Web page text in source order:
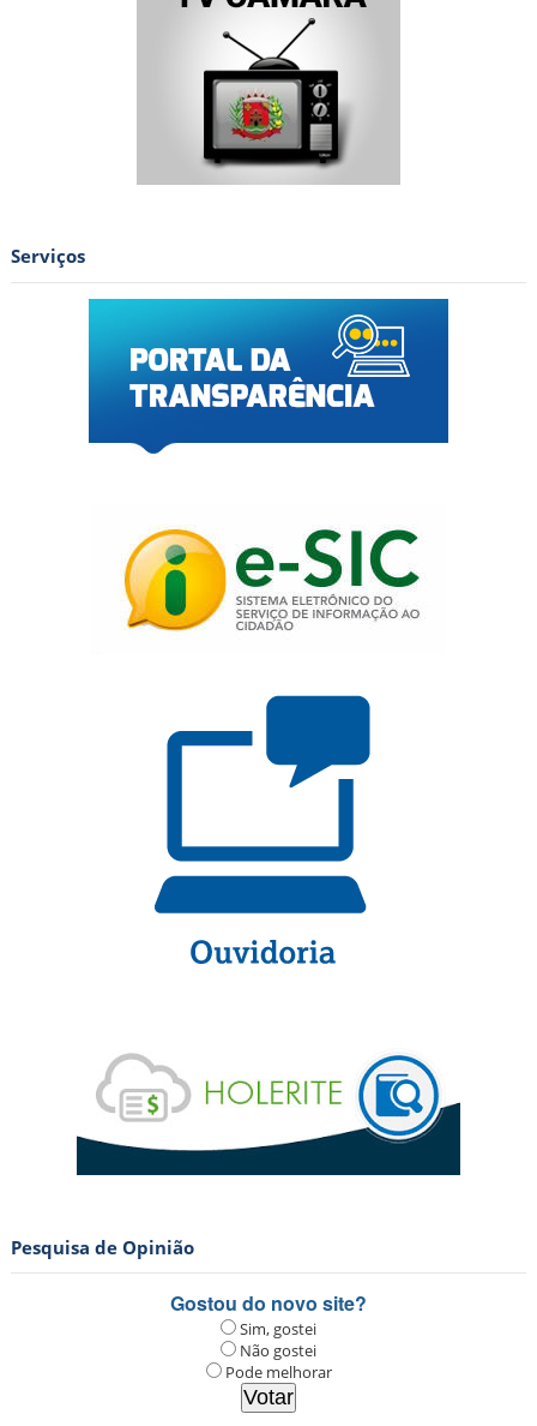
Serviços
Pesquisa de Opinião
Gostou do novo site?
Sim, gostei
Não gostei
Pode melhorar